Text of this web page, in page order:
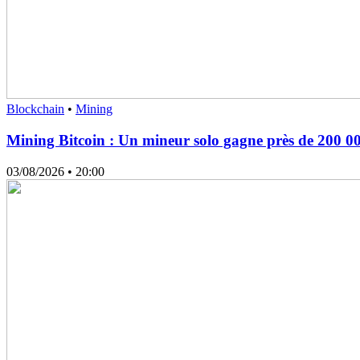
Blockchain • Mining
Mining Bitcoin : Un mineur solo gagne près de 200
03/08/2026 • 20:00